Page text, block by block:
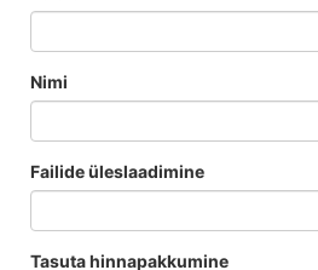
Nimi
Failide üleslaadimine
Tasuta hinnapakkumine